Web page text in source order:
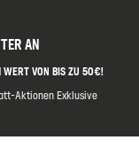
AN
WERT VON BIS ZU 50€!
Aktionen Exklusive